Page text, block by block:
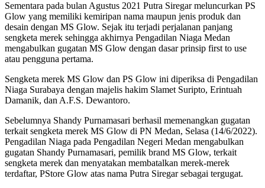
Sementara pada bulan Agustus 2021 Putra Siregar meluncurkan PS
Glow yang memiliki kemiripan nama maupun jenis produk dan
desain dengan MS Glow. Sejak itu terjadi perjalanan panjang
sengketa merek sehingga akhirnya Pengadilan Niaga Medan
mengabulkan gugatan MS Glow dengan dasar prinsip first to use
atau pengguna pertama.
Sengketa merek MS Glow dan PS Glow ini diperiksa di Pengadilan
Niaga Surabaya dengan majelis hakim Slamet Suripto, Erintuah
Damanik, dan A.F.S. Dewantoro.
Sebelumnya Shandy Purnamasari berhasil memenangkan gugatan
terkait sengketa merek MS Glow di PN Medan, Selasa (14/6/2022).
Pengadilan Niaga pada Pengadilan Negeri Medan mengabulkan
gugatan Shandy Purnamasari, pemilik brand MS Glow, terkait
sengketa merek dan menyatakan membatalkan merek-merek
terdaftar, PStore Glow atas nama Putra Siregar sebagai tergugat.